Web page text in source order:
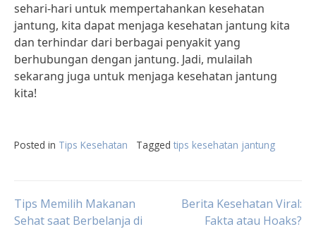
sehari-hari untuk mempertahankan kesehatan
jantung, kita dapat menjaga kesehatan jantung kita
dan terhindar dari berbagai penyakit yang
berhubungan dengan jantung. Jadi, mulailah
sekarang juga untuk menjaga kesehatan jantung
kita!
Posted in Tips Kesehatan Tagged tips kesehatan jantung
Post
Tips Memilih Makanan
Sehat saat Berbelanja di
Berita Kesehatan Viral:
Fakta atau Hoaks?